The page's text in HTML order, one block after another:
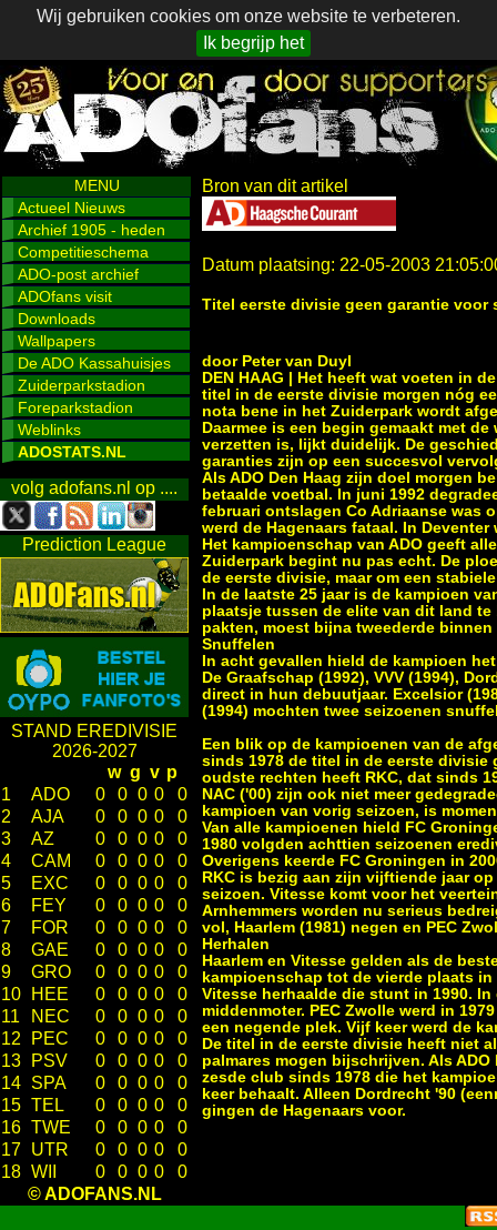
Wij gebruiken cookies om onze website te verbeteren.
Ik begrijp het
MENU
Actueel Nieuws
Archief 1905 - heden
Competitieschema
ADO-post archief
ADOfans visit
Downloads
Wallpapers
De ADO Kassahuisjes
Zuiderparkstadion
Foreparkstadion
Weblinks
ADOSTATS.NL
volg adofans.nl op ....
Prediction League
STAND EREDIVISIE
2026-2027
w g v p
1
ADO 0 0 0 0
0
2
AJA 0 0 0 0
0
3
AZ 0 0 0 0
0
4
CAM 0 0 0 0
0
5
EXC 0 0 0 0
0
6
FEY 0 0 0 0
0
7
FOR 0 0 0 0
0
8
GAE 0 0 0 0
0
9
GRO 0 0 0 0
0
10
HEE 0 0 0 0
0
11
NEC 0 0 0 0
0
12
PEC 0 0 0 0
0
13
PSV 0 0 0 0
0
14 SPA 0 0 0 0
0
15 TEL 0 0 0 0
0
16 TWE 0 0 0 0
0
17 UTR 0 0 0 0
0
18 WII 0 0 0 0
0
© ADOFANS.NL
Bron van dit artikel
Datum plaatsing: 22-05-2003
Titel eerste divisie geen garantie voor
door Peter van Duyl
DEN HAAG | Het heeft wat voeten in
titel in de eerste divisie morgen nóg
nota bene in het Zuiderpark wordt
Daarmee is een begin gemaakt met
verzetten is, lijkt duidelijk. De
garanties zijn op een succesvol
Als ADO Den Haag zijn doel morgen
betaalde voetbal. In juni 1992
februari ontslagen Co Adriaanse was
werd de Hagenaars fataal. In
Het kampioenschap van ADO geeft
Zuiderpark begint nu pas echt. De
de eerste divisie, maar om een
In de laatste 25 jaar is de kampioen
plaatsje tussen de elite van dit land
pakten, moest bijna tweederde
Snuffelen
In acht gevallen hield de kampioen
De Graafschap (1992), VVV (1994),
direct in hun debuutjaar. Excelsior
(1994) mochten twee seizoenen
Een blik op de kampioenen van de
sinds 1978 de titel in de eerste divisie
oudste rechten heeft RKC, dat sinds
NAC ('00) zijn ook niet meer
kampioen van vorig seizoen, is
Van alle kampioenen hield FC
1980 volgden achttien seizoenen
Overigens keerde FC Groningen in
RKC is bezig aan zijn vijftiende jaar
seizoen. Vitesse komt voor het
Arnhemmers worden nu serieus
vol, Haarlem (1981) negen en PEC
Herhalen
Haarlem en Vitesse gelden als de
kampioenschap tot de vierde plaats
Vitesse herhaalde die stunt in 1990.
middenmoter. PEC Zwolle werd in
een negende plek. Vijf keer werd de
De titel in de eerste divisie heeft niet
palmares mogen bijschrijven. Als
zesde club sinds 1978 die het
keer behaalt. Alleen Dordrecht '90
gingen de Hagenaars voor.